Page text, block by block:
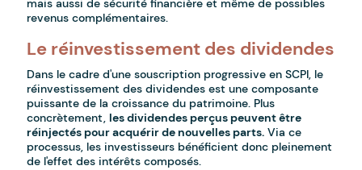
mais aussi de sécurité financière et même de possibles
revenus complémentaires.
Le réinvestissement des dividendes
Dans le cadre d'une souscription progressive en SCPI, le
réinvestissement des dividendes est une composante
puissante de la croissance du patrimoine. Plus
concrètement,les dividendes perçus peuvent être
réinjectés pour acquérir de nouvelles parts. Via ce
processus, les investisseurs bénéficient donc pleinement
de l'effet des intérêts composés.